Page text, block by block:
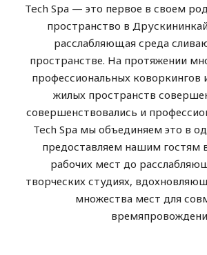
Tech Spa — это первое в своем
пространство в
расслабляющая среда
пространстве. На протяжении
профессиональных коворкингов
жилых пространств
совершенствовались и
Tech Spa мы объединяем это в
предоставляем нашим гостям
рабочих мест до
творческих студиях,
множества мест для